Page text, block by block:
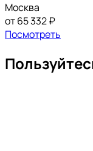
Москва
от 65 332 ₽
Посмотреть